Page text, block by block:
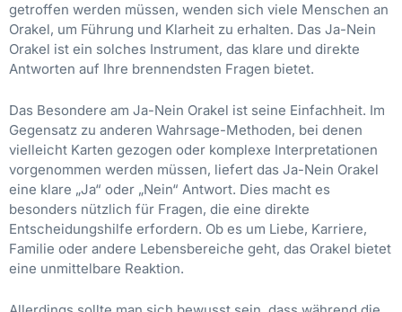
getroffen werden müssen, wenden sich viele Menschen an
Orakel, um Führung und Klarheit zu erhalten. Das Ja-Nein
Orakel ist ein solches Instrument, das klare und direkte
Antworten auf Ihre brennendsten Fragen bietet.
Das Besondere am Ja-Nein Orakel ist seine Einfachheit. Im
Gegensatz zu anderen Wahrsage-Methoden, bei denen
vielleicht Karten gezogen oder komplexe Interpretationen
vorgenommen werden müssen, liefert das Ja-Nein Orakel
eine klare „Ja“ oder „Nein“ Antwort. Dies macht es
besonders nützlich für Fragen, die eine direkte
Entscheidungshilfe erfordern. Ob es um Liebe, Karriere,
Familie oder andere Lebensbereiche geht, das Orakel bietet
eine unmittelbare Reaktion.